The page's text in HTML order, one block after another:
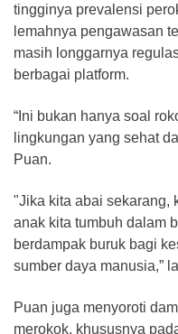
tingginya prevalensi
lemahnya pengawasan
masih longgarnya
berbagai platform.
“Ini bukan hanya soal
lingkungan yang sehat
Puan.
"Jika kita abai sekarang,
anak kita tumbuh dalam
berdampak buruk bagi
sumber daya manusia,”
Puan juga menyoroti
merokok, khususnya